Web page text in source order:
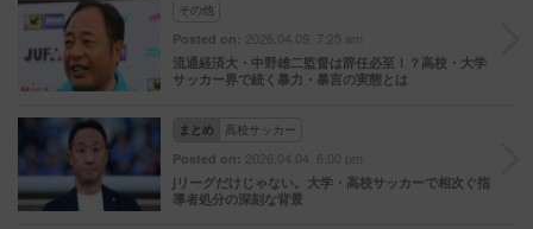
その他
Posted on: 2026.04.09. 7:25 am
流通経済大・中野雄二監督は辞任必至！？高校・大学
サッカー界で続く暴力・暴言の実態とは
まとめ 高校サッカー
Posted on: 2026.04.04. 6:00 pm
Jリーグだけじゃない。大学・高校サッカーで相次ぐ指
導者処分の深刻な背景